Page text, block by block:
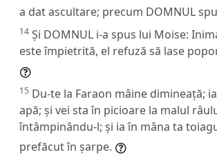
a dat ascultare; precum DOMNUL
14 Și DOMNUL i-a spus lui Moise:
este împietrită, el refuză să lase
15 Du-te la Faraon mâine dimineață;
apă; și vei sta în picioare la malul
întâmpinându-l; și ia în mâna ta
prefăcut în șarpe.